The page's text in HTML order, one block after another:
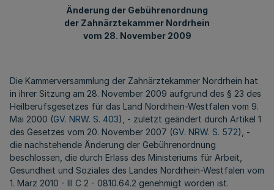
Änderung der Gebührenordnung
der Zahnärztekammer Nordrhein
vom 28. November 2009
Die Kammerversammlung der Zahnärztekammer Nordrhein hat
in ihrer Sitzung am 28. November 2009 aufgrund des § 23 des
Heilberufsgesetzes für das Land Nordrhein-Westfalen vom 9.
Mai 2000 (GV. NRW. S. 403), - zuletzt geändert durch Artikel 1
des Gesetzes vom 20. November 2007 (GV. NRW. S. 572), -
die nachstehende Änderung der Gebührenordnung
beschlossen, die durch Erlass des Ministeriums für Arbeit,
Gesundheit und Soziales des Landes Nordrhein-Westfalen vom
1. März 2010 - III C 2 - 0810.64.2 genehmigt worden ist.